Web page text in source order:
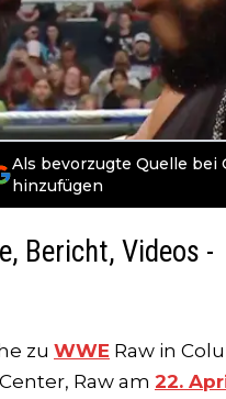
Als bevorzugte Quelle bei
hinzufügen
Bericht, Videos -
zu WWE Raw in
Raw am 22.